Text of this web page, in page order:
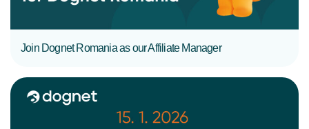
Join Dognet Romania as our Affiliate Manager